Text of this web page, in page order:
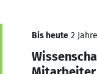
Bis heute 2